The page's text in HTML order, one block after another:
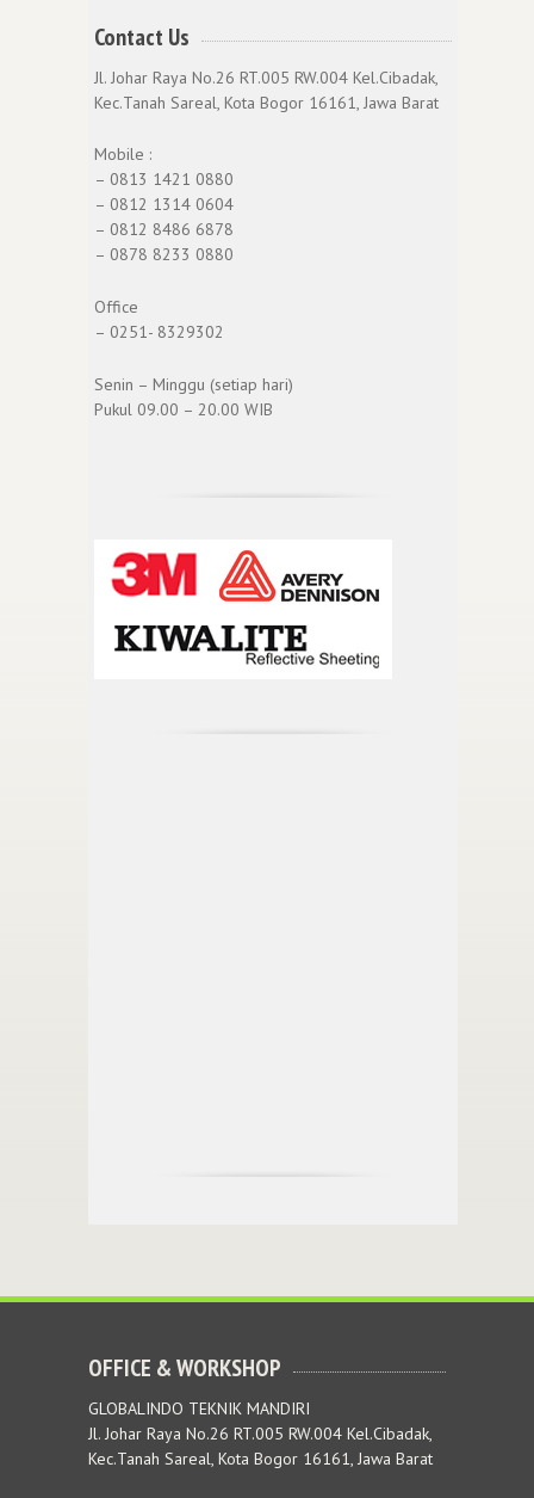
Contact Us
Jl. Johar Raya No.26 RT.005 RW.004 Kel.Cibadak,
Kec.Tanah Sareal, Kota Bogor 16161, Jawa Barat
Mobile :
– 0813 1421 0880
– 0812 1314 0604
– 0812 8486 6878
– 0878 8233 0880
Office
– 0251- 8329302
Senin – Minggu (setiap hari)
Pukul 09.00 – 20.00 WIB
OFFICE & WORKSHOP
GLOBALINDO TEKNIK MANDIRI
Jl. Johar Raya No.26 RT.005 RW.004 Kel.Cibadak,
Kec.Tanah Sareal, Kota Bogor 16161, Jawa Barat